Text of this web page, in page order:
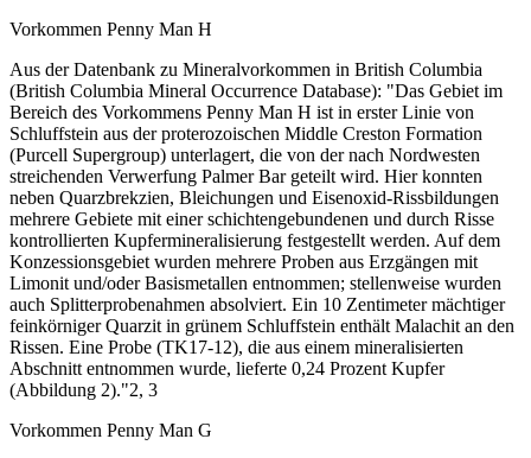
Vorkommen Penny Man H
Aus der Datenbank zu Mineralvorkommen in British Columbia
(British Columbia Mineral Occurrence Database): "Das Gebiet im
Bereich des Vorkommens Penny Man H ist in erster Linie von
Schluffstein aus der proterozoischen Middle Creston Formation
(Purcell Supergroup) unterlagert, die von der nach Nordwesten
streichenden Verwerfung Palmer Bar geteilt wird. Hier konnten
neben Quarzbrekzien, Bleichungen und Eisenoxid-Rissbildungen
mehrere Gebiete mit einer schichtengebundenen und durch Risse
kontrollierten Kupfermineralisierung festgestellt werden. Auf dem
Konzessionsgebiet wurden mehrere Proben aus Erzgängen mit
Limonit und/oder Basismetallen entnommen; stellenweise wurden
auch Splitterprobenahmen absolviert. Ein 10 Zentimeter mächtiger
feinkörniger Quarzit in grünem Schluffstein enthält Malachit an den
Rissen. Eine Probe (TK17-12), die aus einem mineralisierten
Abschnitt entnommen wurde, lieferte 0,24 Prozent Kupfer
(Abbildung 2)."2, 3
Vorkommen Penny Man G